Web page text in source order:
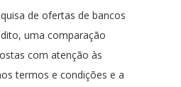
de ofertas de bancos
uma comparação
com atenção às
termos e condições e a